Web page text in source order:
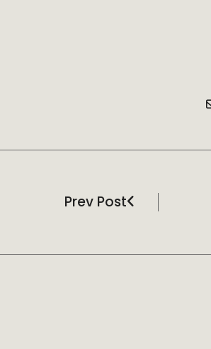
Prev Post